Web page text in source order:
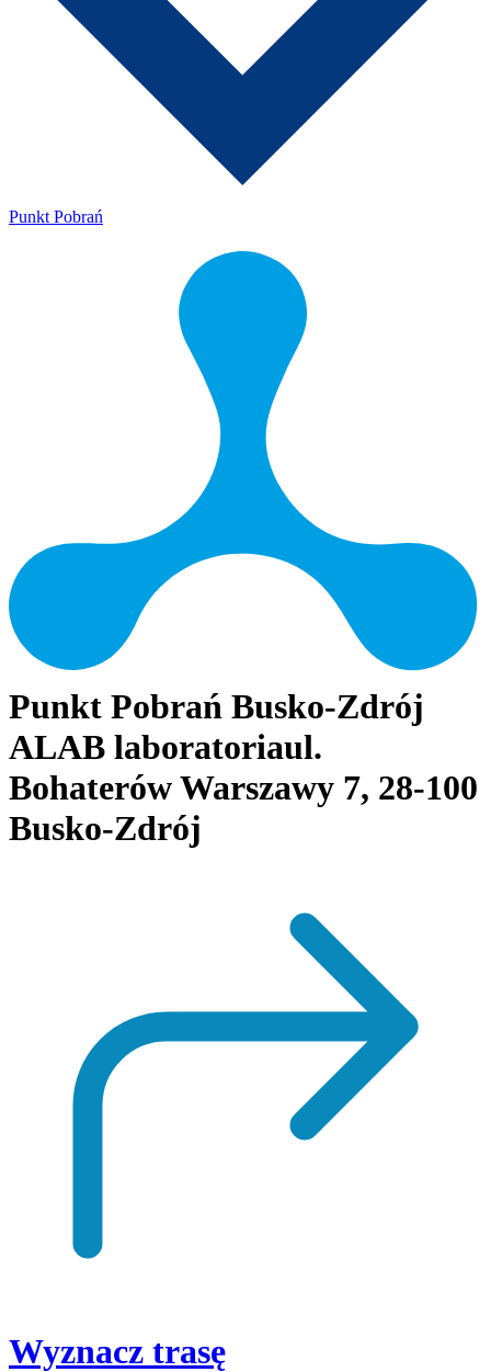
Punkt Pobrań
Punkt Pobrań Busko-Zdrój
ALAB laboratoriaul.
Bohaterów Warszawy 7, 28-100
Busko-Zdrój
Wyznacz trasę